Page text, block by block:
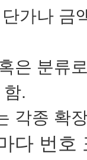
가나 금
은 분류
.
각종 확
다 번호